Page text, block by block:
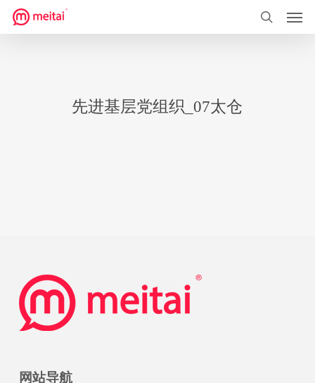
到
搜索
先进基层党组织_07太仓
网站导航